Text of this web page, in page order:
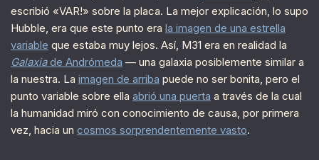
escribió «VAR!» sobre la placa. La mejor explicación, lo supo
Hubble, era que este punto era la imagen de una estrella
variable que estaba muy lejos. Así, M31 era en realidad la
Galaxiade Andrómeda — una galaxia posiblemente similar a
la nuestra. La imagen de arriba puede no ser bonita, pero el
punto variable sobre ella abrió una puerta a través de la cual
la humanidad miró con conocimiento de causa, por primera
vez, hacia un cosmos sorprendentemente vasto.